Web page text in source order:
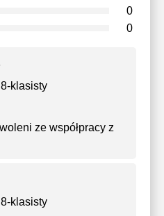
0
0
klasisty
ze współpracy z
klasisty